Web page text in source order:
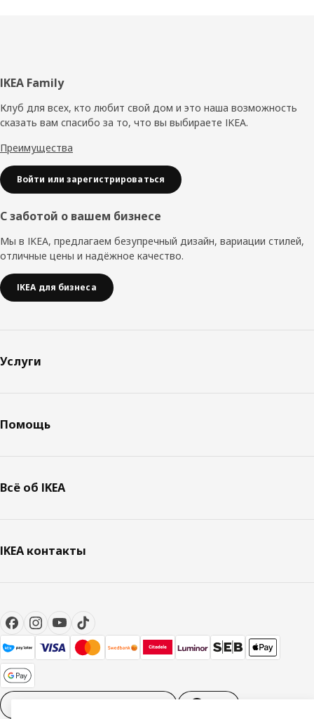
Нижний
колонтитул
IKEA Family
Клуб для всех, кто любит свой дом и это наша возможность
сказать вам спасибо за то, что вы выбираете IKEA.
Преимущества
Войти или зарегистрироваться
С заботой о вашем бизнесе
Мы в IKEA, предлагаем безупречный дизайн, вариации стилей,
отличные цены и надёжное качество.
IKEA для бизнеса
Услуги
Помощь
Всё об IKEA
IKEA контакты